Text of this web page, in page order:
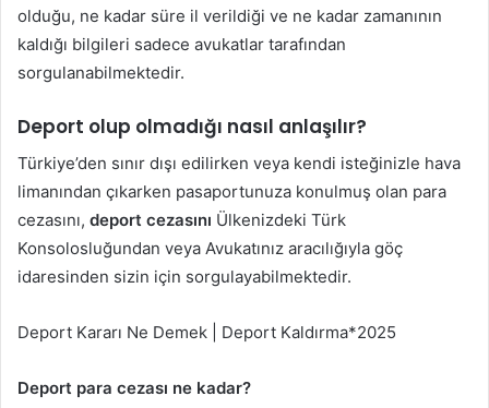
olduğu, ne kadar süre il verildiği ve ne kadar zamanının
kaldığı bilgileri sadece avukatlar tarafından
sorgulanabilmektedir.
Deport olup olmadığı nasıl anlaşılır?
Türkiye’den sınır dışı edilirken veya kendi isteğinizle hava
limanından çıkarken pasaportunuza konulmuş olan para
cezasını, deport cezasını Ülkenizdeki Türk
Konsolosluğundan veya Avukatınız aracılığıyla göç
idaresinden sizin için sorgulayabilmektedir.
Deport Kararı Ne Demek | Deport Kaldırma*2025
Deport para cezası ne kadar?